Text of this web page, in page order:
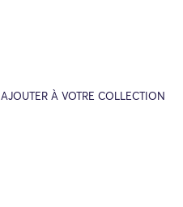
AJOUTER À VOTRE COLLECTION